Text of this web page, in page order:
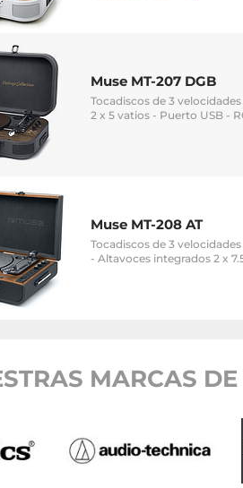
Muse MT-207 DGB
Tocadiscos de 3
2 x 5 vatios - Puerto USB -
Muse MT-208 AT
Tocadiscos de 3
- Altavoces integrados 2 x
MARCAS